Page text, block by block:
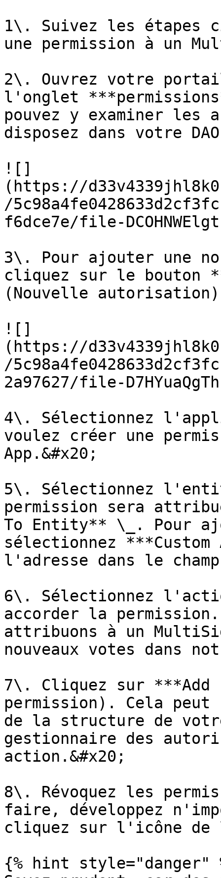
1\. Suivez les étapes
une permission à un
2\. Ouvrez votre
l'onglet
pouvez y examiner les
disposez dans votre
![]
(https://
/
f6dce7e/file-
3\. Pour ajouter une
cliquez sur le bouton
(Nouvelle
![]
(https://
/
2a97627/file-
4\. Sélectionnez
voulez créer une
App.&#x20;
5\. Sélectionnez
permission sera
To Entity** \_. Pour
sélectionnez
l'adresse dans le
6\. Sélectionnez
accorder la
attribuons à un
nouveaux votes dans
7\. Cliquez sur ***Add
permission). Cela
de la structure de
gestionnaire des
action.&#x20;
8\. Révoquez les
faire, développez
cliquez sur l'icône de
{% hint style="danger"